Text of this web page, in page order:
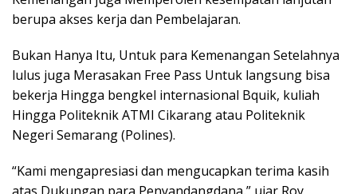
berupa akses kerja dan Pembelajaran.
Bukan Hanya Itu, Untuk para Kemenangan Setelahnya
lulus juga Merasakan Free Pass Untuk langsung bisa
bekerja Hingga bengkel internasional Bquik, kuliah
Hingga Politeknik ATMI Cikarang atau Politeknik
Negeri Semarang (Polines).
“Kami mengapresiasi dan mengucapkan terima kasih